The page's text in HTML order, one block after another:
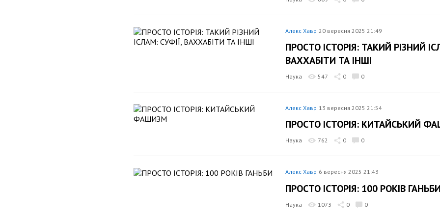
Алекс Хавр 20 вересня 2025 21:49
ПРОСТО ІСТОРІЯ: ТАКИЙ РІЗНИЙ
ВАХХАБІТИ ТА ІНШІ
Наука 547 0 0
Алекс Хавр 13 вересня 2025 21:54
ПРОСТО ІСТОРІЯ: КИТАЙСЬКИЙ
Наука 762 0 0
Алекс Хавр 6 вересня 2025 21:43
ПРОСТО ІСТОРІЯ: 100 РОКІВ ГАНЬБИ
Наука 1073 0 0